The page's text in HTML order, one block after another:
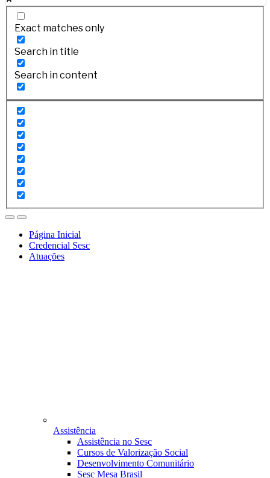
Exact matches only
Search in title
Search in content
Página Inicial
Credencial Sesc
Atuações
Assistência
Assistência no Sesc
Cursos de Valorização Social
Desenvolvimento Comunitário
Sesc Mesa Brasil